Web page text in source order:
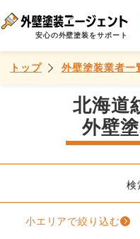
安心の外壁塗装をサポート
トップ 外壁塗装業者一
北海道
外壁
検
小エリアで絞り込む